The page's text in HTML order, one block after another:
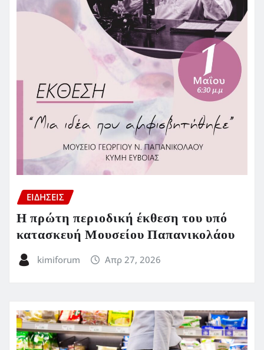
ΕΙΔΗΣΕΙΣ
Η πρώτη περιοδική έκθεση του υπό
κατασκευή Μουσείου Παπανικολάου
kimiforum Απρ 27, 2026